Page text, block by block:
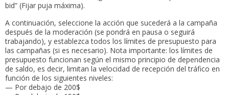
bid” (Fijar puja máxima).
A continuación, seleccione la acción que sucederá a la campaña
después de la moderación (se pondrá en pausa o seguirá
trabajando), y establezca todos los límites de presupuesto para
las campañas (si es necesario). Nota importante: los límites de
presupuesto funcionan según el mismo principio de dependencia
de saldo, es decir, limitan la velocidad de recepción del tráfico en
función de los siguientes niveles:
— Por debajo de 200$